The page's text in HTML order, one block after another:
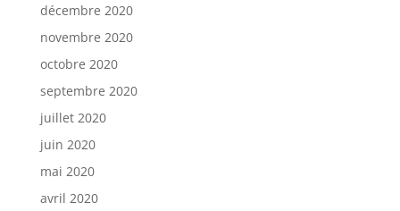
décembre 2020
novembre 2020
octobre 2020
septembre 2020
juillet 2020
juin 2020
mai 2020
avril 2020